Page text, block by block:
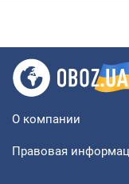
О компании
Правовая